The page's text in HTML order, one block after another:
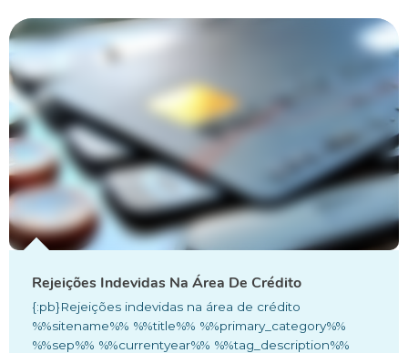
Rejeições Indevidas Na Área De Crédito
{:pb}Rejeições indevidas na área de crédito
%%sitename%% %%title%% %%primary_category%%
%%sep%% %%currentyear%% %%tag_description%%